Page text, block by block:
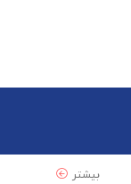
بیشتر